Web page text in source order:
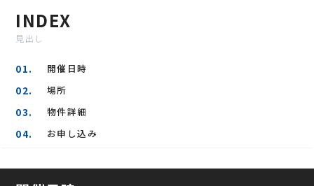
INDEX
開催日時
場所
物件詳細
お申し込み